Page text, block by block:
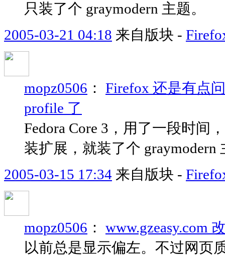
只装了个 graymodern 主题。
2005-03-21 04:18 来自版块 -
mopz0506 ： Firefox 还是有点
profile 了
Fedora Core 3，用了一段时间
装扩展，就装了个 graymodern
2005-03-15 17:34 来自版块 -
mopz0506 ： www.gzeasy.com
以前总是显示偏左。不过网页